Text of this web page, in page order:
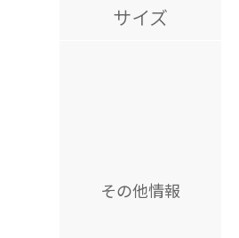
サイズ
その他情報